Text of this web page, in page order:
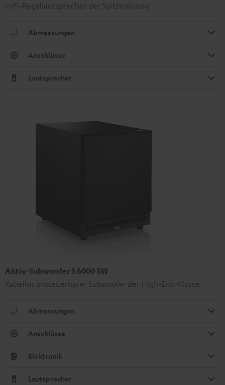
HiFi-Regallautsprecher der Spitzenklasse
Abmessungen
Anschlüsse
Lautsprecher
Aktiv-Subwoofer S 6000 SW
Kabellos ansteuerbarer Subwoofer der High-End-Klasse
Abmessungen
Anschlüsse
Elektronik
Lautsprecher